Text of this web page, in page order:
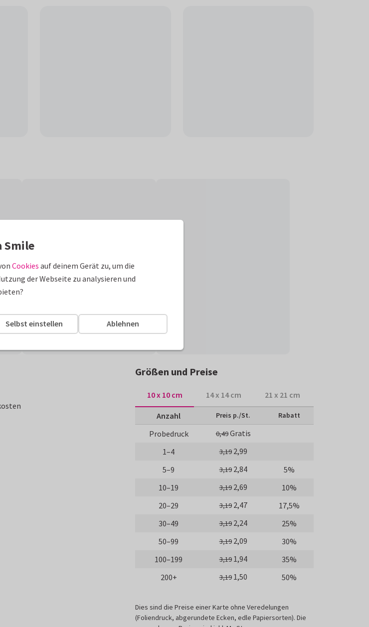
Größen und Preise
10 x 10 cm 14 x 14 cm 21 x 21 cm
Anzahl Preis p./St. Rabatt
Probedruck 0,49Gratis
1–4
3,19 2,99
5–9
3,19 2,84
5%
10–19
3,19 2,69
10%
20–29
3,19 2,47
17,5%
30–49
3,19 2,24
25%
50–99
3,19 2,09
30%
100–199
3,19 1,94
35%
200+
3,19 1,50 50%
Dies sind die Preise einer Karte ohne Veredelungen
(Foliendruck, abgerundete Ecken, edle Papiersorten). Die
Smile
Cookies auf deinem Gerät zu, um die
der Webseite zu analysieren und
Ablehnen
Selbst einstellen